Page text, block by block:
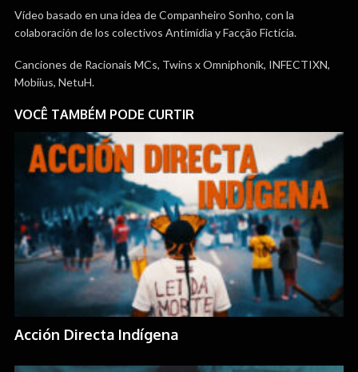
Vídeo basado en una idea de Companheiro Sonho, con la
colaboración de los colectivos Antimídia y Facção Fictícia.
Canciones de Racionais MCs, Twins x Omniphonik, INFECTIXN,
Mobiius, NetuH.
VOCÊ TAMBÉM PODE CURTIR
Acción Directa Indígena